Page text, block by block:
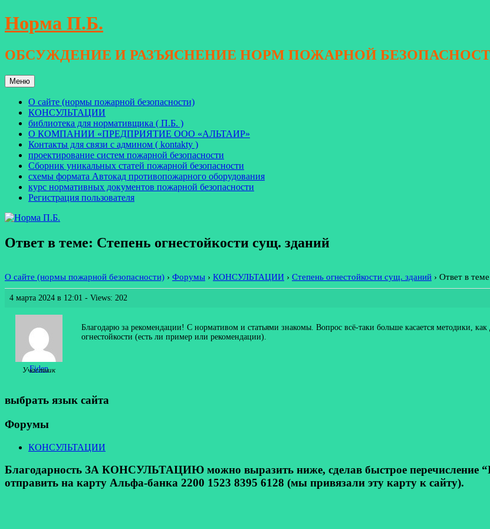
Перейти
к
Норма П.Б.
ОБСУЖДЕНИЕ И РАЗЪЯСНЕНИЕ НОРМ ПОЖАРНОЙ
Меню
О сайте (нормы пожарной безопасности)
КОНСУЛЬТАЦИИ
библиотека для нормативщика ( П.Б. )
О КОМПАНИИ «ПРЕДПРИЯТИЕ ООО «АЛЬТАИР»
Контакты для связи с админом ( kontakty )
проектирование систем пожарной безопасности
Сборник уникальных статей пожарной безопасности
схемы формата Автокад противопожарного оборудования
курс нормативных документов пожарной безопасности
Регистрация пользователя
Ответ в теме: Степень огнестойкости сущ. зданий
О сайте (нормы пожарной безопасности) › Форумы › КОНСУЛЬТАЦИИ › Степень огнестойкости сущ. зданий › Ответ в
4 марта 2024 в 12:01 - Views: 202
Fiden
Участник
Благодарю за рекомендации! С нормативом и статьями знакомы. Вопрос всё-таки больше касается методики,
огнестойкости (есть ли пример или рекомендации).
выбрать язык сайта
Форумы
КОНСУЛЬТАЦИИ
Благодарность ЗА КОНСУЛЬТАЦИЮ можно выразить ниже, сделав быстрое
отправить на карту Альфа-банка 2200 1523 8395 6128 (мы привязали эту карту к сайту).